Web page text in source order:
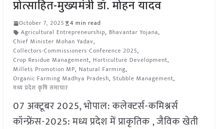
प्रोत्साहित-मुख्यमंत्री डॉ. मोहन यादव
October 7, 2025
4 min read
Agricultural Entrepreneurship, Bhavantar Yojana,
Chief Minister Mohan Yadav,
Collectors-Commissioners Conference 2025,
Crop Residue Management, Horticulture Development,
Millets Promotion MP, Natural Farming,
Organic Farming Madhya Pradesh, Stubble Management,
मध्य प्रदेश कृषि समाचार
07 अक्टूबर 2025, भोपाल: कलेक्टर्स-कमिश्नर्स
कॉन्फ्रेंस-2025: मध्य प्रदेश में प्राकृतिक , जैविक खेती